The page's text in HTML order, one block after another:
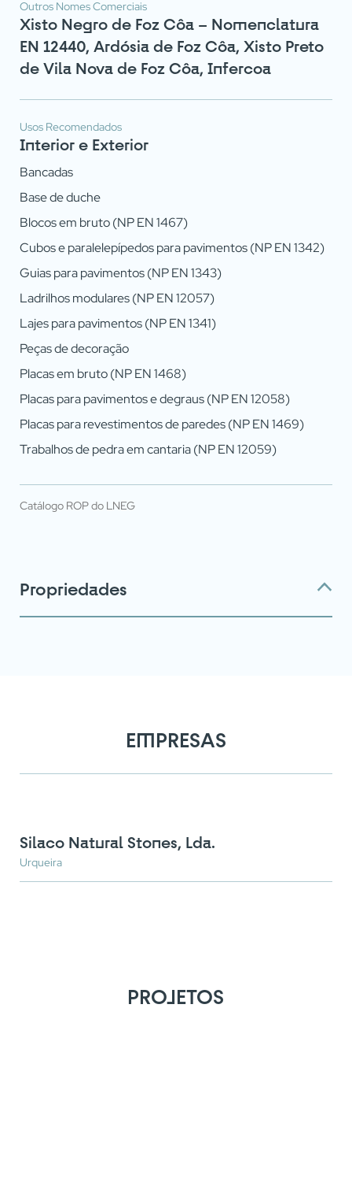
Atingiu o número máximo de
pedras do comparador!
Para ver e editar a sua seleção, aceda à página
do comparador
VER COMPARADOR
VOLTAR
Outros Nomes Comerciais
Xisto Negro de Foz Côa – Nomenclatura
EN 12440, Ardósia de Foz Côa, Xisto Preto
de Vila Nova de Foz Côa, Infercoa
Usos Recomendados
Interior e Exterior
Bancadas
Base de duche
Blocos em bruto (NP EN 1467)
Cubos e paralelepípedos para pavimentos (NP EN 1342)
Guias para pavimentos (NP EN 1343)
Ladrilhos modulares (NP EN 12057)
Lajes para pavimentos (NP EN 1341)
Peças de decoração
Placas em bruto (NP EN 1468)
Placas para pavimentos e degraus (NP EN 12058)
Placas para revestimentos de paredes (NP EN 1469)
Trabalhos de pedra em cantaria (NP EN 12059)
Catálogo ROP do LNEG
Propriedades
EMPRESAS
Silaco Natural Stones, Lda.
Urqueira
PROJETOS